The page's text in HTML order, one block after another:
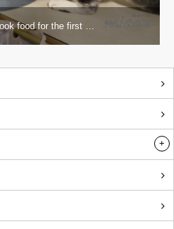
food for the first …